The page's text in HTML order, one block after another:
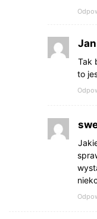
Jan
Tak
to